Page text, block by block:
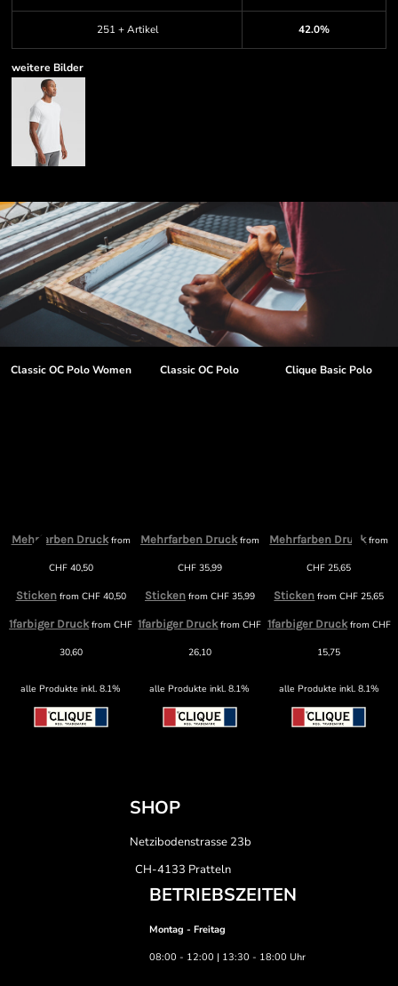
251 + Artikel 42.0%
weitere Bilder
Classic OC Polo Women
Mehrfarben Druckfrom
CHF40,50
Stickenfrom CHF40,50
1farbiger DruckfromCHF
30,60
alle Produkte inkl. 8.1%
Classic OC Polo
Mehrfarben Druckfrom
CHF35,99
Stickenfrom CHF35,99
1farbiger DruckfromCHF
26,10
alle Produkte inkl. 8.1%
Clique Basic Polo
Mehrfarben Druckfrom
CHF 25,65
Sticken fromCHF 25,65
1farbiger Druckfrom CHF
15,75
alle Produkte inkl. 8.1%
SHOP
Netzibodenstrasse 23b
CH-4133 Pratteln
BETRIEBSZEITEN
Montag - Freitag
08:00 - 12:00 | 13:30 - 18:00 Uhr